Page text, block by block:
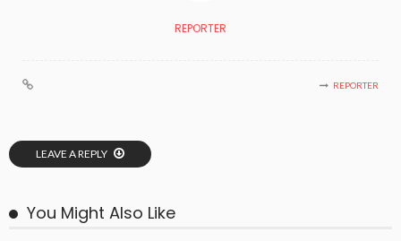
REPORTER
REPORTER
LEAVE A REPLY
You Might Also Like